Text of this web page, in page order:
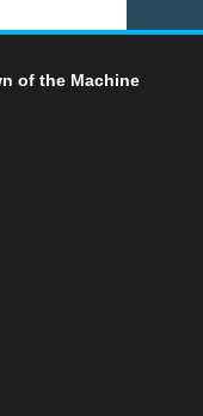
of the Machine